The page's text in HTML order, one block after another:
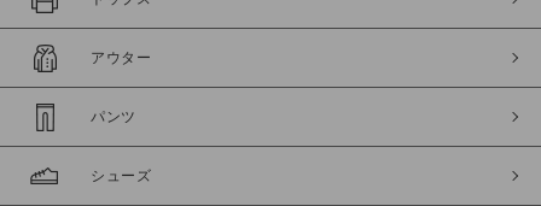
在庫
在庫あり
アウター
パンツ
シューズ